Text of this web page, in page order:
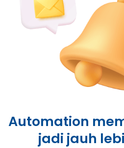
Automation
jadi jauh